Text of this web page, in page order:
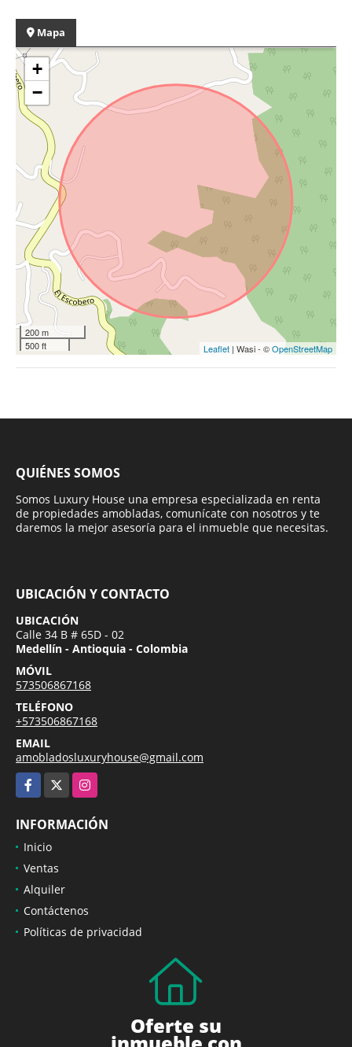
Mapa
+
−
200 m
500 ft
Leaflet | Wasi - ©OpenStreetMap
QUIÉNES SOMOS
Somos Luxury House una empresa especializada en renta
de propiedades amobladas, comunícate con nosotros y te
daremos la mejor asesoría para el inmueble que necesitas.
UBICACIÓN Y CONTACTO
UBICACIÓN
Calle 34 B # 65D - 02
Medellín - Antioquia - Colombia
MÓVIL
573506867168
TELÉFONO
+573506867168
EMAIL
amobladosluxuryhouse@gmail.com
Facebook
Instagram
INFORMACIÓN
Inicio
Ventas
Alquiler
Contáctenos
Políticas de privacidad
Oferte su